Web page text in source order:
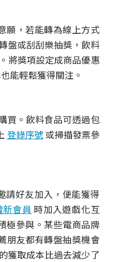
願，若能轉為線上方式
盤或刮刮樂抽獎，飲料
將獎項設定成商品優惠
能輕鬆獲得關注。
買。飲料食品可透過包
登錄序號或掃描發票參
好友加入，便能獲得
新會員 時加入遊戲化互
極參與。某些電商品牌
朋友都有轉盤抽獎機會
獲取成本比過去減少了